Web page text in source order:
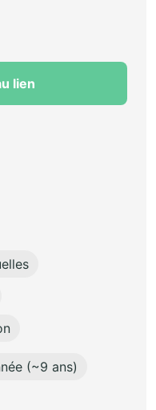
lien
(~9 ans)